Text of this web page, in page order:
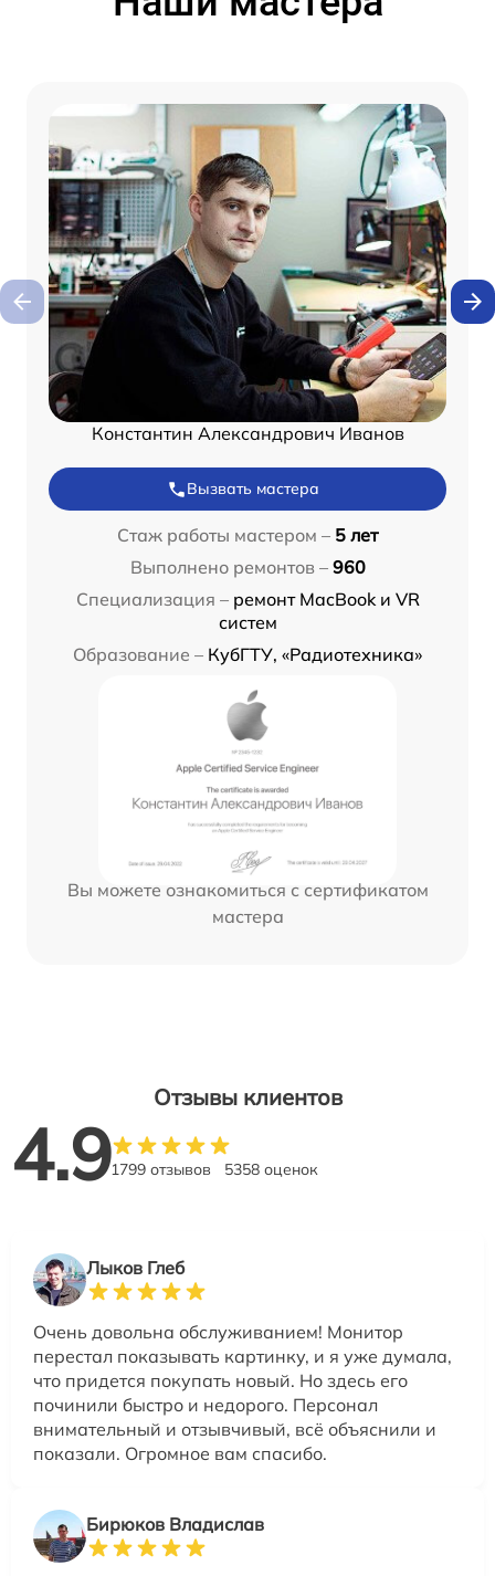
Константин Александрович Иванов
Вызвать мастера
Стаж работы мастером – 5 лет
Выполнено ремонтов – 960
Специализация – ремонт MacBook и VR
систем
Образование – КубГТУ, «Радиотехника»
Вы можете ознакомиться с сертификатом
мастера
Отзывы клиентов
4.91799 отзывов 5358 оценок
Лыков Глеб
Очень довольна обслуживанием! Монитор
перестал показывать картинку, и я уже думала,
что придется покупать новый. Но здесь его
починили быстро и недорого. Персонал
внимательный и отзывчивый, всё объяснили и
показали. Огромное вам спасибо.
Бирюков Владислав